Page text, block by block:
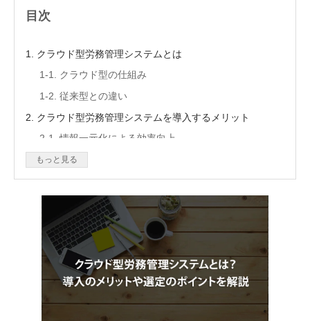
目次
1. クラウド型労務管理システムとは
1-1. クラウド型の仕組み
1-2. 従来型との違い
2. クラウド型労務管理システムを導入するメリット
2-1. 情報一元化による効率向上
2-2. 社会保険・雇用保険の電子申請対応
2-3. データ管理の正確性と安全性
3. クラウド型労務管理システムの主な機能
3-1. 従業員情報管理
3-2. 入退社手続き管理
3-3. 各種申請書類の作成
3-4. 帳票の保管と共有
4. クラウド型労務管理システムの導入手順
もっと見る